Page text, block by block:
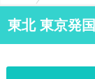
東北 東京発